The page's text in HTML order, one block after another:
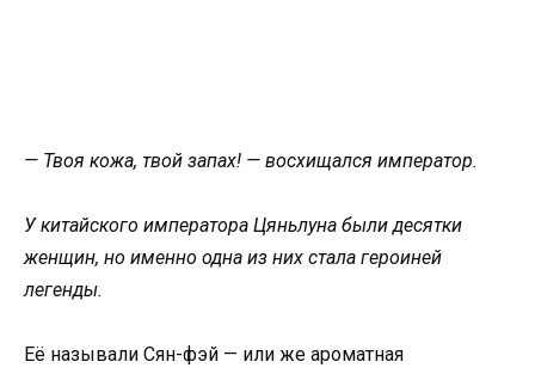
— Твоя кожа, твой запах! — восхищался император.
У китайского императора Цяньлуна были десятки
женщин, но именно одна из них стала героиней
легенды.
Её называли Сян-фэй — или же ароматная